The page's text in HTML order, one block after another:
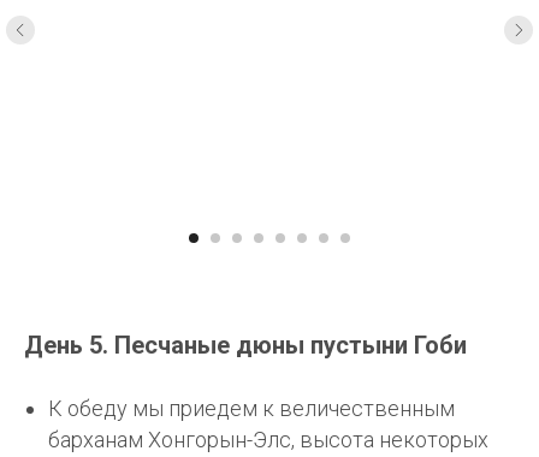
День 5. Песчаные дюны пустыни Гоби
К обеду мы приедем к величественным
барханам Хонгорын-Элс, высота некоторых